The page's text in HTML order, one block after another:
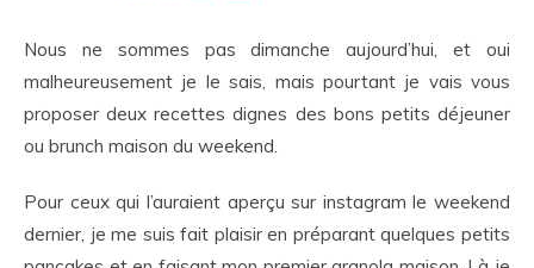
Nous ne sommes pas dimanche aujourd’hui, et oui
malheureusement je le sais, mais pourtant je vais vous
proposer deux recettes dignes des bons petits déjeuner
ou brunch maison du weekend.
Pour ceux qui l’auraient aperçu sur instagram le weekend
dernier, je me suis fait plaisir en préparant quelques petits